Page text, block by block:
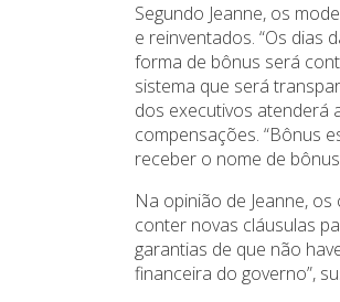
Segundo Jeanne, os
e reinventados. “Os dias
forma de bônus será
sistema que será
dos executivos atenderá
compensações. “Bônus
receber o nome de
Na opinião de Jeanne,
conter novas cláusulas
garantias de que não
financeira do governo”,